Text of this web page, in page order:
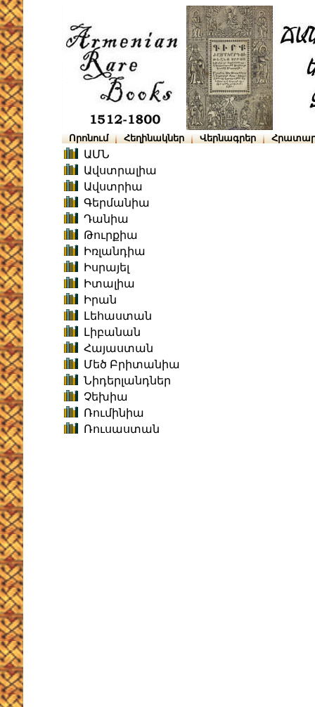
Որոնում Հեղինակներ Վերնագրեր
ԱՄՆ
Ավստրալիա
Ավստրիա
Գերմանիա
Դանիա
Թուրքիա
Իռլանդիա
Իսրայել
Իտալիա
Իրան
Լեհաստան
Լիբանան
Հայաստան
Մեծ Բրիտանիա
Նիդերլանդներ
Չեխիա
Ռումինիա
Ռուսաստան